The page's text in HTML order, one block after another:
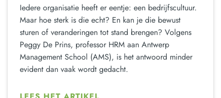
Iedere organisatie heeft er eentje: een bedrijfscultuur.
Maar hoe sterk is die echt? En kan je die bewust
sturen of veranderingen tot stand brengen? Volgens
Peggy De Prins, professor HRM aan Antwerp
Management School (AMS), is het antwoord minder
evident dan vaak wordt gedacht.